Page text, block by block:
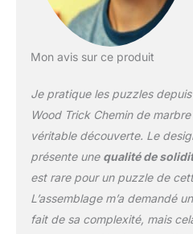
AA
sont
de
Mon avis sur ce produit
Je pratique les puzzles
Wood Trick Chemin de
véritable découverte. Le
présente une qualité de
est rare pour un puzzle de
L’assemblage m’a demandé
fait de sa complexité, mais